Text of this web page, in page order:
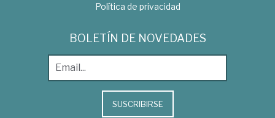
Política de privacidad
BOLETÍN DE NOVEDADES
SUSCRIBIRSE